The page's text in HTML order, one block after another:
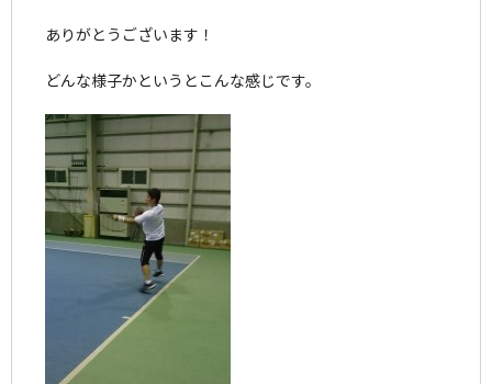
ありがとうございます！
どんな様子かというとこんな感じです。